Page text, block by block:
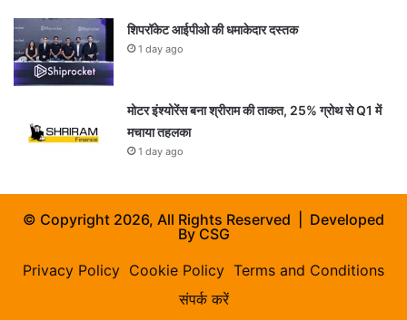
शिपरॉकेट आईपीओ की धमाकेदार दस्तक
1 day ago
मोटर इंश्योरेंस बना श्रीराम की ताकत, 25% ग्रोथ से Q1 में
मचाया तहलका
1 day ago
© Copyright 2026, All Rights Reserved | Developed
ByCSG
Privacy Policy Cookie Policy Terms and Conditions
संपर्क करें